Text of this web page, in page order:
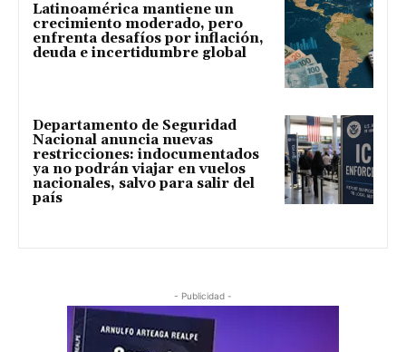
Latinoamérica mantiene un
crecimiento moderado, pero
enfrenta desafíos por inflación,
deuda e incertidumbre global
Departamento de Seguridad
Nacional anuncia nuevas
restricciones: indocumentados
ya no podrán viajar en vuelos
nacionales, salvo para salir del
país
- Publicidad -